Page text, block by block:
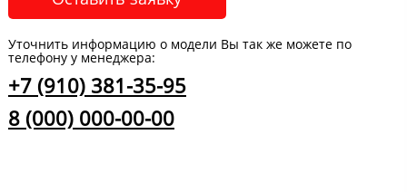
Уточнить информацию о модели Вы так же можете по
телефону у менеджера:
+7 (910) 381-35-95
8 (000) 000-00-00